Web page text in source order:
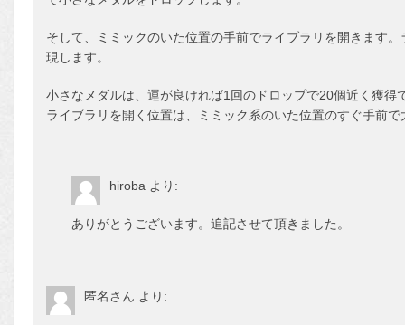
そして、ミミックのいた位置の手前でライブラリを開きます
現します。
小さなメダルは、運が良ければ1回のドロップで20個近く獲得
ライブラリを開く位置は、ミミック系のいた位置のすぐ手前で
hiroba より:
ありがとうございます。追記させて頂きました。
匿名さん より: